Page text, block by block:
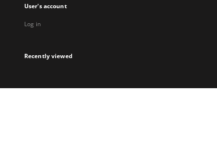
User's account
Log in
Recently viewed